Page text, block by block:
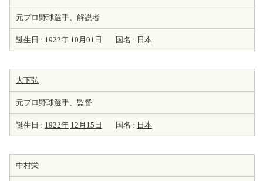
元プロ野球選手、解説者
誕生日 : 1922年 10月01日 国名 : 日本
大下弘
元プロ野球選手、監督
誕生日 : 1922年 12月15日 国名 : 日本
中村栄